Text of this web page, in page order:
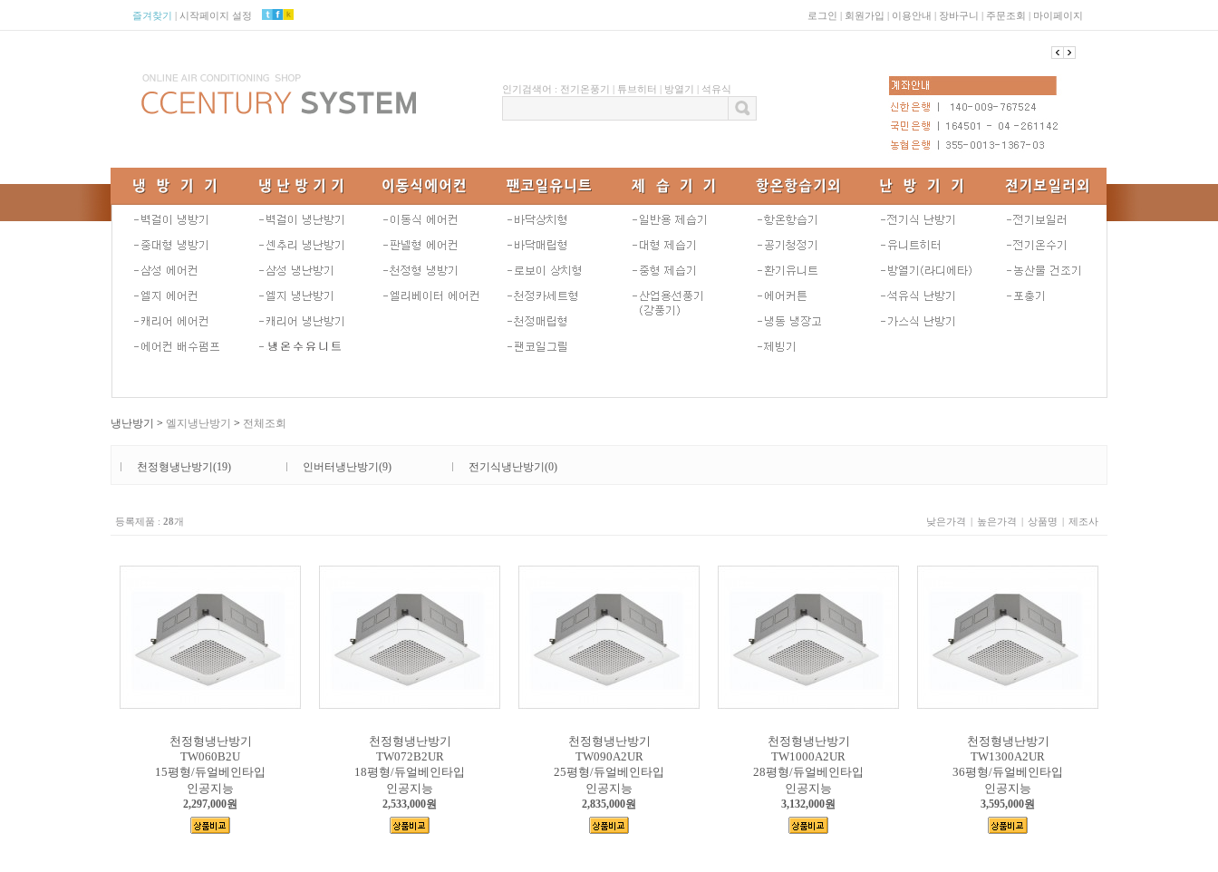
즐겨찾기 | 시작페이지 설정 로그인 | 회원가입 | 이용안내 | 장바구니 | 주문조회 | 마이페이지
인기검색어 : 전기온풍기 | 튜브히터 | 방열기 | 석유식
냉난방기 > 엘지냉난방기 > 전체조회
천정형냉난방기(19) 인버터냉난방기(9) 전기식냉난방기(0)
등록제품 : 28개 낮은가격 | 높은가격 | 상품명 | 제조사
천정형냉난방기
TW060B2U
15평형/듀얼베인타입
인공지능
2,297,000원
천정형냉난방기
TW072B2UR
18평형/듀얼베인타입
인공지능
2,533,000원
천정형냉난방기
TW090A2UR
25평형/듀얼베인타입
인공지능
2,835,000원
천정형냉난방기
TW1000A2UR
28평형/듀얼베인타입
인공지능
3,132,000원
천정형냉난방기
TW1300A2UR
36평형/듀얼베인타입
인공지능
3,595,000원